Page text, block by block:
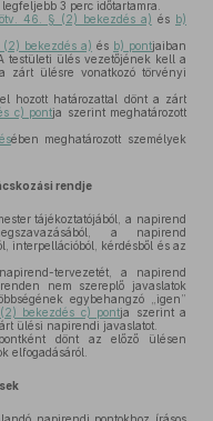
3 perc időtartamra.
46. § (2) bekezdés a) és b)
bekezdés a) és b) pontjaiban
testületi ülés vezetőjének kell a
zárt ülésre vonatkozó törvényi
hozott határozattal dönt a zárt
c) pontja szerint meghatározott
ében meghatározott személyek
rendje
tájékoztatójából, a napirend
a napirend
interpellációból, kérdésből és az
tervezetét, a napirend
nem szereplő javaslatok
egybehangzó „igen”
bekezdés c) pontja szerint a
ülési napirendi javaslatot.
dönt az előző ülésen
elfogadásáról.